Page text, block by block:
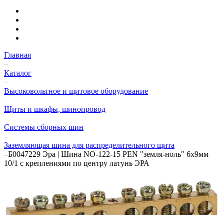
Главная
–
Каталог
–
Высоковольтное и щитовое оборудование
–
Щиты и шкафы, шинопровод
–
Системы сборных шин
–
Заземляющая шина для распределительного щита
–Б0047229 Эра | Шина NO-122-15 PEN "земля-ноль" 6х9мм
10/1 с креплениями по центру латунь ЭРА